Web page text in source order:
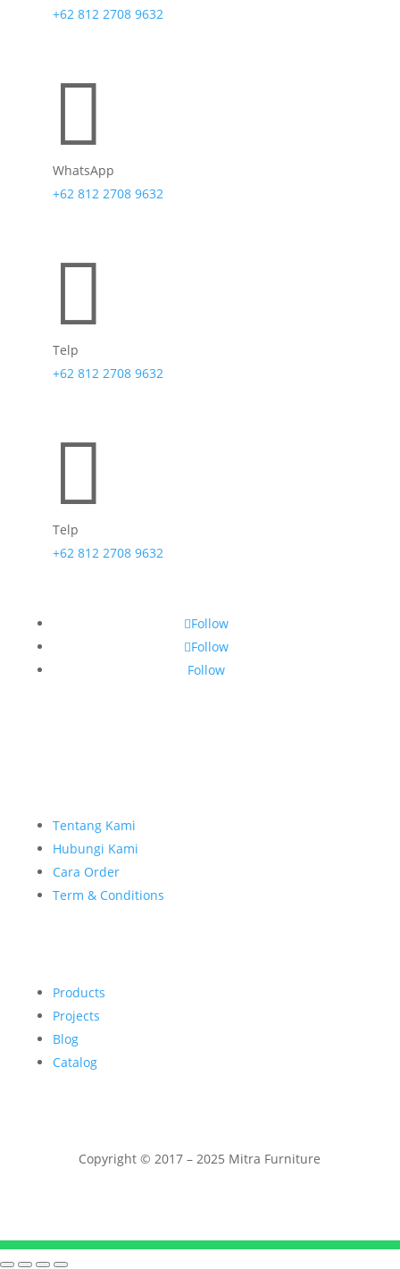
+62 812 2708 9632

WhatsApp
+62 812 2708 9632

Telp
+62 812 2708 9632

Telp
+62 812 2708 9632
Follow
Follow
Follow
Tentang Kami
Hubungi Kami
Cara Order
Term & Conditions
Products
Projects
Blog
Catalog
Copyright © 2017 – 2025 Mitra Furniture
Telepon